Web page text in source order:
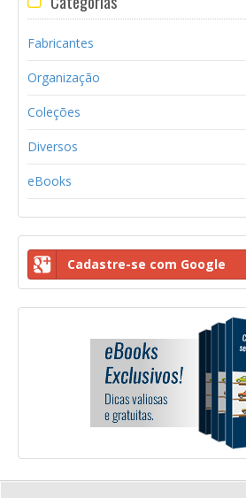
Fabricantes
Organização
Coleções
Diversos
eBooks
Cadastre-se com Google